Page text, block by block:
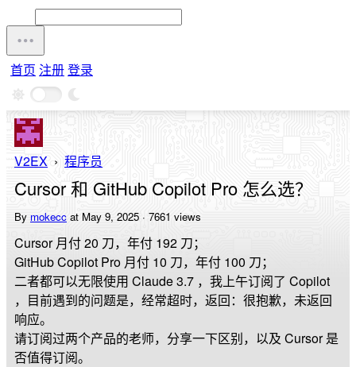
首页 注册登录
V2EX › 程序员
Cursor 和 GitHub Copilot Pro 怎么选？
By mokecc at May 9, 2025 · 7661 views
Cursor 月付 20 刀，年付 192 刀；
GitHub Copilot Pro 月付 10 刀，年付 100 刀；
二者都可以无限使用 Claude 3.7 ，我上午订阅了 Copilot
，目前遇到的问题是，经常超时，返回：很抱歉，未返回
响应。
请订阅过两个产品的老师，分享一下区别，以及 Cursor 是
否值得订阅。